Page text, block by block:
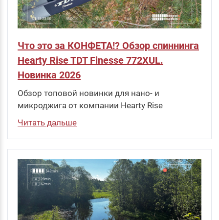
Что это за КОНФЕТА!? Обзор спиннинга
Hearty Rise TDT Finesse 772XUL.
Новинка 2026
Обзор топовой новинки для нано- и
микроджига от компании Hearty Rise
Читать дальше